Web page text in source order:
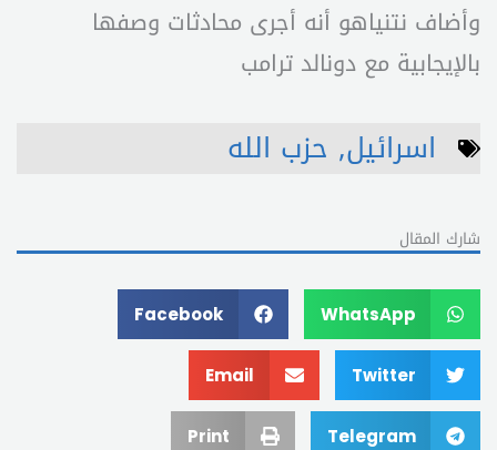
وأضاف نتنياهو أنه أجرى محادثات وصفها
بالإيجابية مع دونالد ترامب
اسرائيل, حزب الله
شارك المقال
WhatsApp
Facebook
Twitter
Email
Telegram
Print